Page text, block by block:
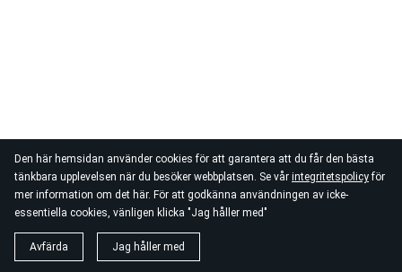
Den här hemsidan använder cookies för att garantera att du får den bästa
tänkbara upplevelsen när du besöker webbplatsen. Se vår integritetspolicyför
mer information om det här. För att godkänna användningen av icke-
essentiella cookies, vänligen klicka "Jag håller med"
Avfärda Jag håller med